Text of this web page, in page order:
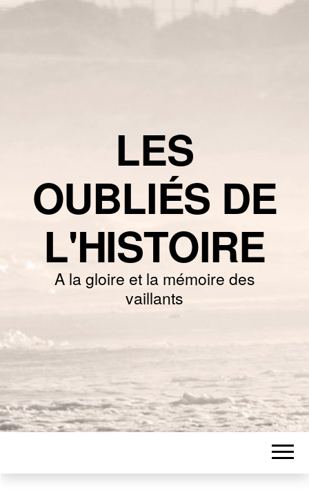
LES
OUBLIÉS DE
L'HISTOIRE
A la gloire et la mémoire des
vaillants